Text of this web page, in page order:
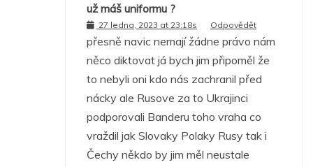
už máš uniformu ?
27 ledna, 2023 at 23:18s Odpovědět
přesně navic nemají žádne právo nám
něco diktovat já bych jim připoměl že
to nebyli oni kdo nás zachranil před
nácky ale Rusove za to Ukrajinci
podporovali Banderu toho vraha co
vraždil jak Slovaky Polaky Rusy tak i
Čechy někdo by jim měl neustale